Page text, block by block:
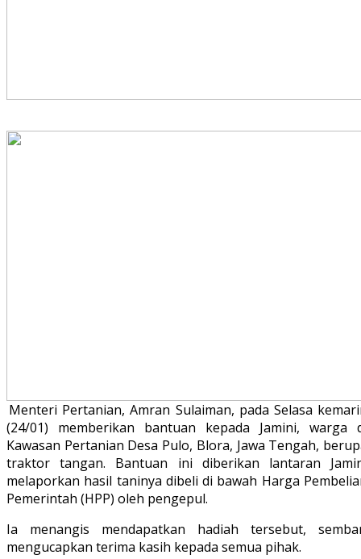
Menteri Pertanian, Amran Sulaiman, pada Selasa
(24/01) memberikan bantuan kepada Jamini, warga
Kawasan Pertanian Desa Pulo, Blora, Jawa Tengah,
traktor tangan. Bantuan ini diberikan lantaran
melaporkan hasil taninya dibeli di bawah Harga
Pemerintah (HPP) oleh pengepul.
Ia menangis mendapatkan hadiah tersebut,
mengucapkan terima kasih kepada semua pihak.